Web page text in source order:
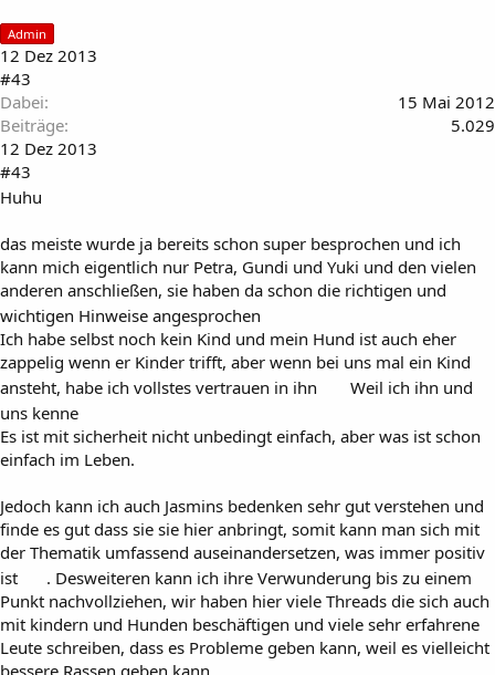
Admin
12 Dez 2013
#43
Dabei
15 Mai 2012
Beiträge
5.029
12 Dez 2013
#43
Huhu
das meiste wurde ja bereits schon super besprochen und ich
kann mich eigentlich nur Petra, Gundi und Yuki und den vielen
anderen anschließen, sie haben da schon die richtigen und
wichtigen Hinweise angesprochen
Ich habe selbst noch kein Kind und mein Hund ist auch eher
zappelig wenn er Kinder trifft, aber wenn bei uns mal ein Kind
ansteht, habe ich vollstes vertrauen in ihn
Weil ich ihn und
uns kenne
Es ist mit sicherheit nicht unbedingt einfach, aber was ist schon
einfach im Leben.
Jedoch kann ich auch Jasmins bedenken sehr gut verstehen und
finde es gut dass sie sie hier anbringt, somit kann man sich mit
der Thematik umfassend auseinandersetzen, was immer positiv
ist
. Desweiteren kann ich ihre Verwunderung bis zu einem
Punkt nachvollziehen, wir haben hier viele Threads die sich auch
mit kindern und Hunden beschäftigen und viele sehr erfahrene
Leute schreiben, dass es Probleme geben kann, weil es vielleicht